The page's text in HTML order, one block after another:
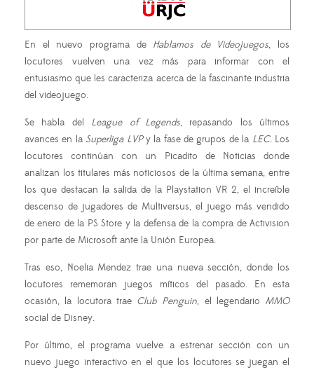
En el nuevo programa de Hablamos de Videojuegos, los
locutores vuelven una vez más para informar con el
entusiasmo que les caracteriza acerca de la fascinante industria
del videojuego.
Se habla del League of Legends, repasando los últimos
avances en la Superliga LVPy la fase de grupos de la LEC. Los
locutores continúan con un Picadito de Noticias donde
analizan los titulares más noticiosos de la última semana, entre
los que destacan la salida de la Playstation VR 2, el increíble
descenso de jugadores de Multiversus, el juego más vendido
de enero de la PS Store y la defensa de la compra de Activision
por parte de Microsoft ante la Unión Europea.
Tras eso, Noelia Mendez trae una nueva sección, donde los
locutores rememoran juegos míticos del pasado. En esta
ocasión, la locutora trae Club Penguin, el legendario MMO
social de Disney.
Por último, el programa vuelve a estrenar sección con un
nuevo juego interactivo en el que los locutores se juegan el